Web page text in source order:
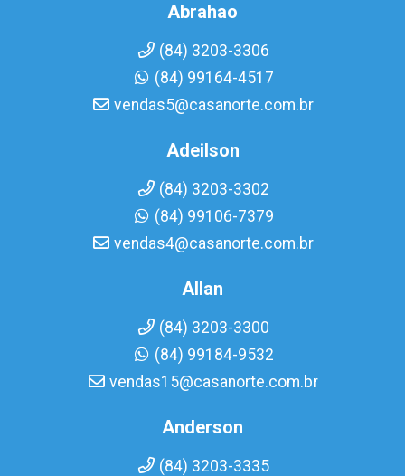
Abrahao
(84) 3203-3306
(84) 99164-4517
vendas5@casanorte.com.br
Adeilson
(84) 3203-3302
(84) 99106-7379
vendas4@casanorte.com.br
Allan
(84) 3203-3300
(84) 99184-9532
vendas15@casanorte.com.br
Anderson
(84) 3203-3335